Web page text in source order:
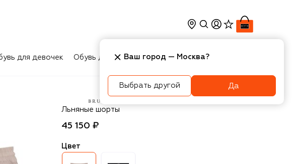
для девочек Обувь для мальчиков Игрушки Аксесcуары
Brunello Cucinelli
Льняные шорты
45 150 ₽
Цвет
Ваш город — Москва?
Выбрать другой Да